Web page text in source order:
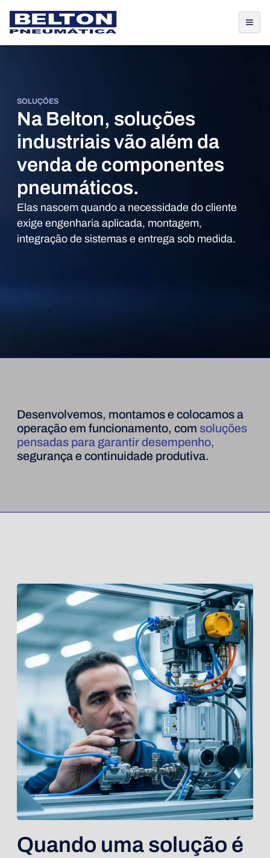
SOLUÇÕES
Na Belton, soluções
industriais vão além da
venda de componentes
pneumáticos.
Elas nascem quando a necessidade do cliente
exige engenharia aplicada, montagem,
integração de sistemas e entrega sob medida.
Desenvolvemos, montamos e colocamos a
operação em funcionamento, com soluções
pensadas para garantir desempenho,
segurança e continuidade produtiva.
Quando uma solução é